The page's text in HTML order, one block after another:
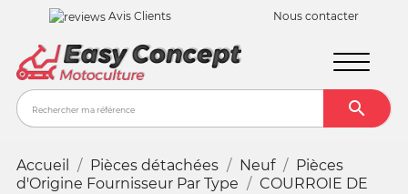
Avis Clients Nous contacter

Accueil Pièces détachées Neuf
Pièces
d'Origine Fournisseur Par Type
COURROIE DE